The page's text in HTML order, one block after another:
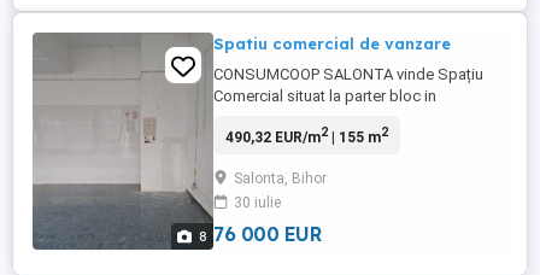
8
Spatiu comercial de vanzare
CONSUMCOOP SALONTA vinde Spațiu
Comercial situat la parter bloc in
compus din Magazin, Doua Magazii, Baie,
construita totala de 175 mp si suprafata
utila de 154,50 mp. Pt detalii sau
490,32 EUR/m2| 155 m2
Salonta, Bihor
30 iulie
76 000 EUR